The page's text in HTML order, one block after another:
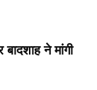
ने मांगी